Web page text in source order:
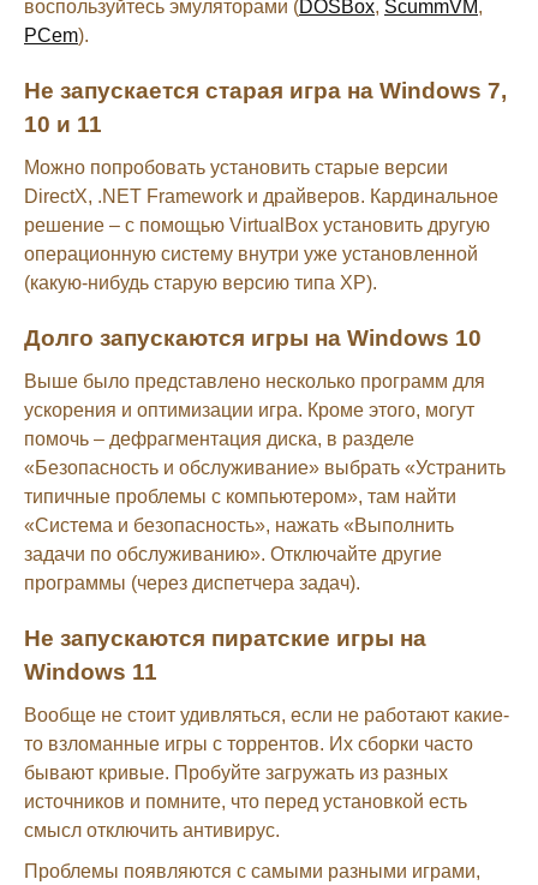
воспользуйтесь эмуляторами (DOSBox, ScummVM,
PCem).
Не запускается старая игра на Windows 7,
10 и 11
Можно попробовать установить старые версии
DirectX, .NET Framework и драйверов. Кардинальное
решение – с помощью VirtualBox установить другую
операционную систему внутри уже установленной
(какую-нибудь старую версию типа XP).
Долго запускаются игры на Windows 10
Выше было представлено несколько программ для
ускорения и оптимизации игра. Кроме этого, могут
помочь – дефрагментация диска, в разделе
«Безопасность и обслуживание» выбрать «Устранить
типичные проблемы с компьютером», там найти
«Система и безопасность», нажать «Выполнить
задачи по обслуживанию». Отключайте другие
программы (через диспетчера задач).
Не запускаются пиратские игры на
Windows 11
Вообще не стоит удивляться, если не работают какие-
то взломанные игры с торрентов. Их сборки часто
бывают кривые. Пробуйте загружать из разных
источников и помните, что перед установкой есть
смысл отключить антивирус.
Проблемы появляются с самыми разными играми,